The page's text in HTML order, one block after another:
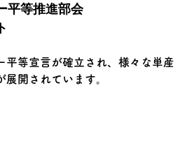
平等推進部会
等宣言が確立され、様々な単産
開されています。